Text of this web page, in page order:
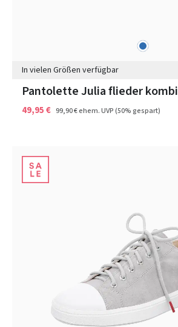
blau
In vielen Größen verfügbar
Pantolette Julia flieder kombi
49,95 € 99,90 €ehem. UVP(50% gespart)